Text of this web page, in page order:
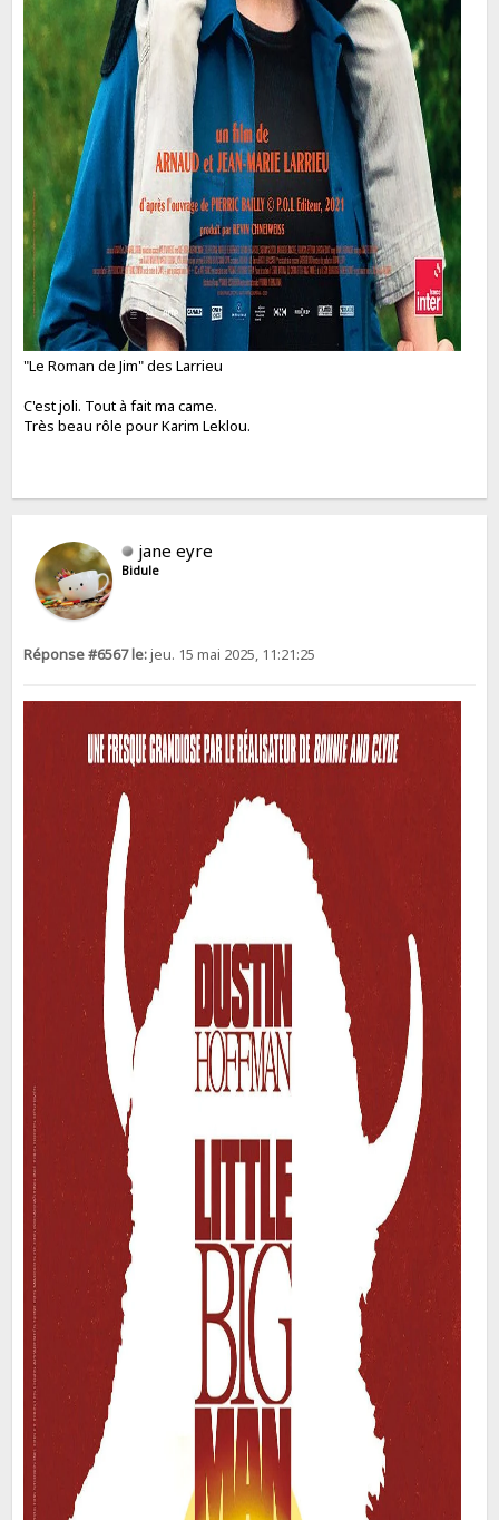
"Le Roman de Jim" des Larrieu
C'est joli. Tout à fait ma came.
Très beau rôle pour Karim Leklou.
jane eyre
Bidule
Réponse #6567 le:jeu. 15 mai 2025, 11:21:25